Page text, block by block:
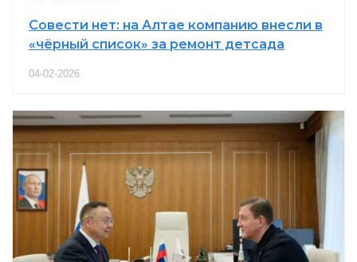
Совести нет: на Алтае компанию внесли в
«чёрный список» за ремонт детсада
04-02-2026